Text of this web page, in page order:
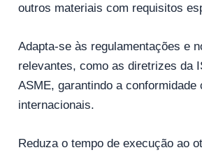
outros materiais com requisitos
Adapta-se às regulamentações e
relevantes, como as diretrizes da
ASME, garantindo a conformidade
internacionais.
Reduza o tempo de execução ao